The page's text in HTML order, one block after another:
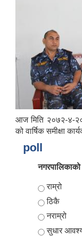
आज मिति २०७२-४-
को वार्षिक समीक्षा
poll
Choices
राम्रो
ठिकै
नराम्रो
सुधार